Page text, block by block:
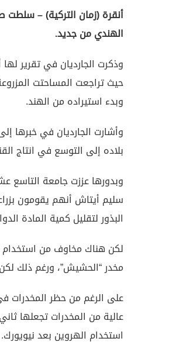
أنقرة (زمان التركية) – سلطت
الهندي من جديد.
وذكرت الجارديان في تقرير
وبدء استيراده من الهند.
بلاده إلى التوسع في انتاج
وبدورها عززت جامعة التاسع
البذور لتقليل كمية المادة
لكن هناك مخاوف من استخدام
مخدر “الحشيش”، ورغم ذلك
على الرغم من حظر المخدرات
عالية من المخدرات تجعلها
استخدام الهروين بعد نيويورك.